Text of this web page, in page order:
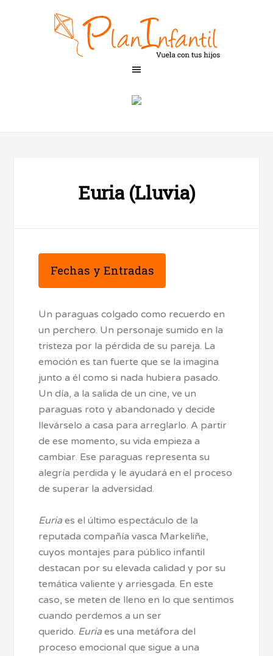
Euria (Lluvia)
Fechas y Entradas
Un paraguas colgado como recuerdo en
un perchero. Un personaje sumido en la
tristeza por la pérdida de su pareja. La
emoción es tan fuerte que se la imagina
junto a él como si nada hubiera pasado.
Un día, a la salida de un cine, ve un
paraguas roto y abandonado y decide
llevárselo a casa para arreglarlo. A partir
de ese momento, su vida empieza a
cambiar. Ese paraguas representa su
alegría perdida y le ayudará en el proceso
de superar la adversidad.
Euria es el último espectáculo de la
reputada compañía vasca Markeliñe,
cuyos montajes para público infantil
destacan por su elevada calidad y por su
temática valiente y arriesgada. En este
caso, se meten de lleno en lo que sentimos
cuando perdemos a un ser
querido. Euria es una metáfora del
proceso emocional que sigue a una